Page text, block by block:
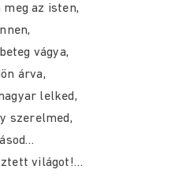
meg az isten,
vágya,
árva,
lelked,
szerelmed,
világot!…